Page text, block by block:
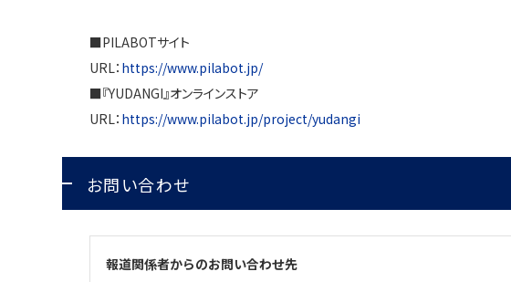
■PILABOTサイト
URL： https://www.pilabot.jp/
■『YUDANGI』オンラインストア
URL： https://www.pilabot.jp/project/yudangi
お問い合わせ
報道関係者からのお問い合わせ先